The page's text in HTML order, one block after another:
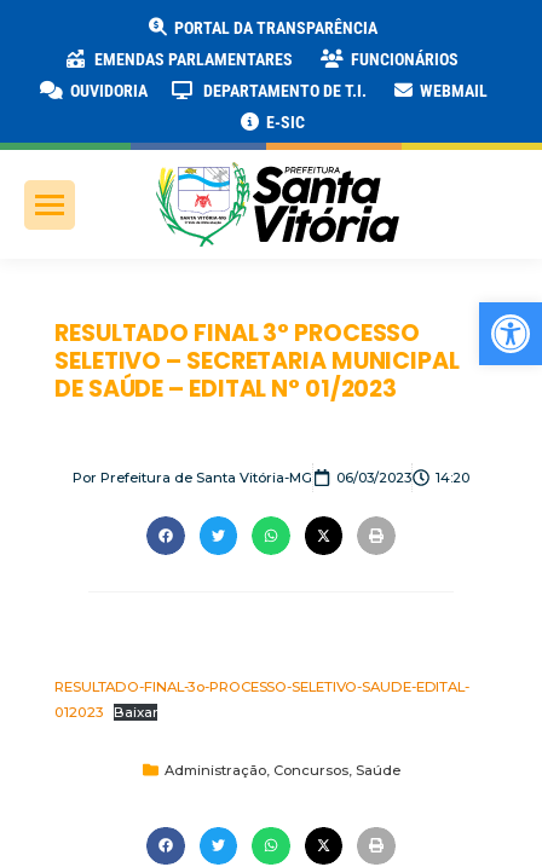
PORTAL DA TRANSPARÊNCIA
EMENDAS PARLAMENTARES
FUNCIONÁRIOS
OUVIDORIA
DEPARTAMENTO DE T.I.
WEBMAIL
E-SIC
RESULTADO FINAL 3° PROCESSO
SELETIVO – SECRETARIA MUNICIPAL
DE SAÚDE – EDITAL N° 01/2023
Por Prefeitura de Santa Vitória-MG 06/03/2023 14:20
RESULTADO-FINAL-3o-PROCESSO-SELETIVO-SAUDE-EDITAL-
012023
Baixar
Administração, Concursos, Saúde